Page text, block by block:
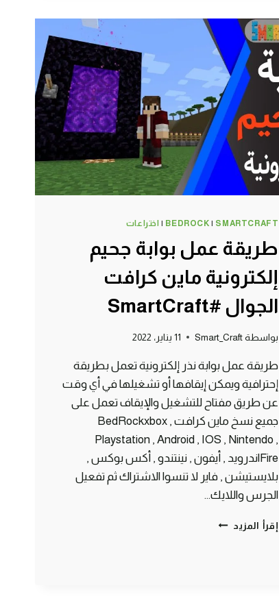
ولانهائي
ماين
كرافت
الجوال
#SMARTCRAFT
BEDROCK | SMARTCRAFT
| اختراعات
طريقة عمل بوابة جحيم
إلكترونية ماين كرافت
الجوال #SmartCraft
بواسطة Smart_Craft 11 يناير، 2022
طريقة عمل بوابة نذر إلكترونية تعمل بطريقة
إحترافية ويمكن إيقافها أو تشغيلها في أي وقت
عن طريق مفتاح للتشغيل والإيقاف تعمل على
جميع نسخ ماين كرافت BedRockxbox ,
Playstation , Android , IOS , Nintendo ,
Fireاندرويد , أيفون , نينتندو , أكس بوكس ,
بلايستيشن , فاير لا تنسوا الاشتراك ثم تفعيل
الجرس واللايك…
إقرأ المزيد طريقة